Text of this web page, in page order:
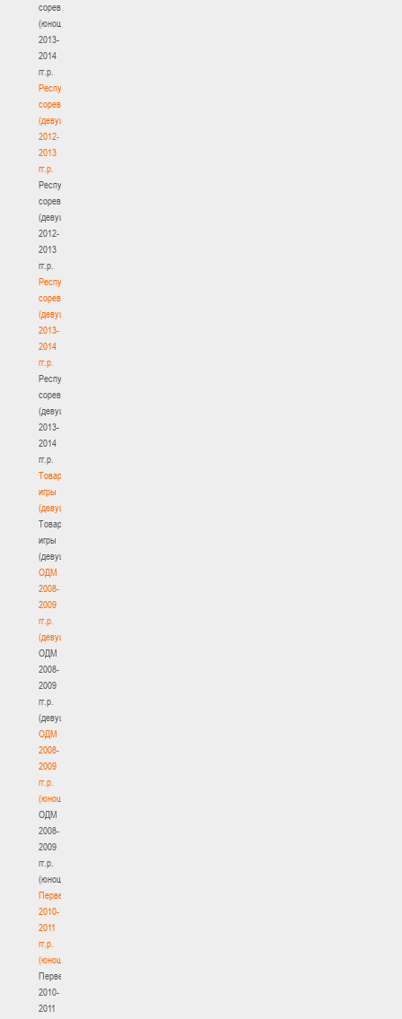
соревнования
(юноши)
2013-
2014
гг.р.
Республиканские
соревнования
(девушки)
2012-
2013
гг.р.
Республиканские
соревнования
(девушки)
2012-
2013
гг.р.
Республиканские
соревнования
(девушки)
2013-
2014
гг.р.
Республиканские
соревнования
(девушки)
2013-
2014
гг.р.
Товарищеские
игры
(девушки)
Товарищеские
игры
(девушки)
ОДМ
2008-
2009
гг.р.
(девушки)
ОДМ
2008-
2009
гг.р.
(девушки)
ОДМ
2008-
2009
гг.р.
(юноши)
ОДМ
2008-
2009
гг.р.
(юноши)
Первенство
2010-
2011
гг.р.
(юноши)
Первенство
2010-
2011